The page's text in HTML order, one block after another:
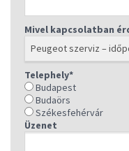
Telefon: +36 23 802 822
Nyitva tartás,
visszahívást kérek
Telefon: +36 22 303 406
Nyitva tartás,
visszahívást kérek
Mivel kapcsolatban
Telephely*
Budapest
Budaörs
Székesfehérvár
Üzenet